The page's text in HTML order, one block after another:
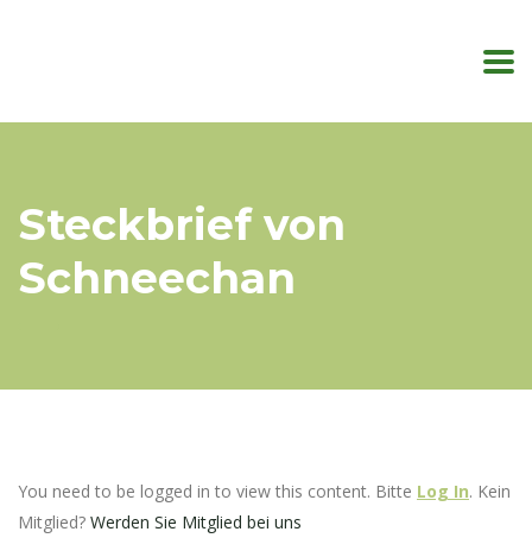
Steckbrief von
Schneechan
You need to be logged in to view this content. Bitte Log In. Kein
Mitglied? Werden Sie Mitglied bei uns